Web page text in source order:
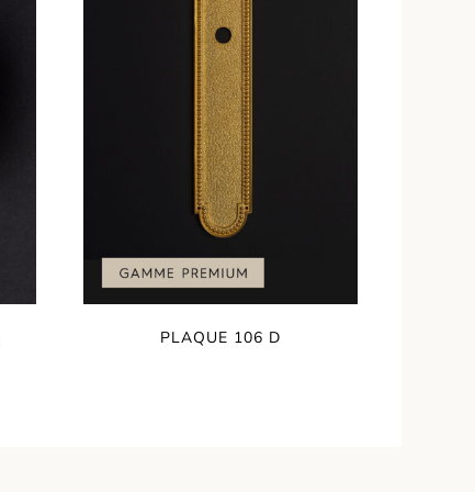
PLAQUE 106 D